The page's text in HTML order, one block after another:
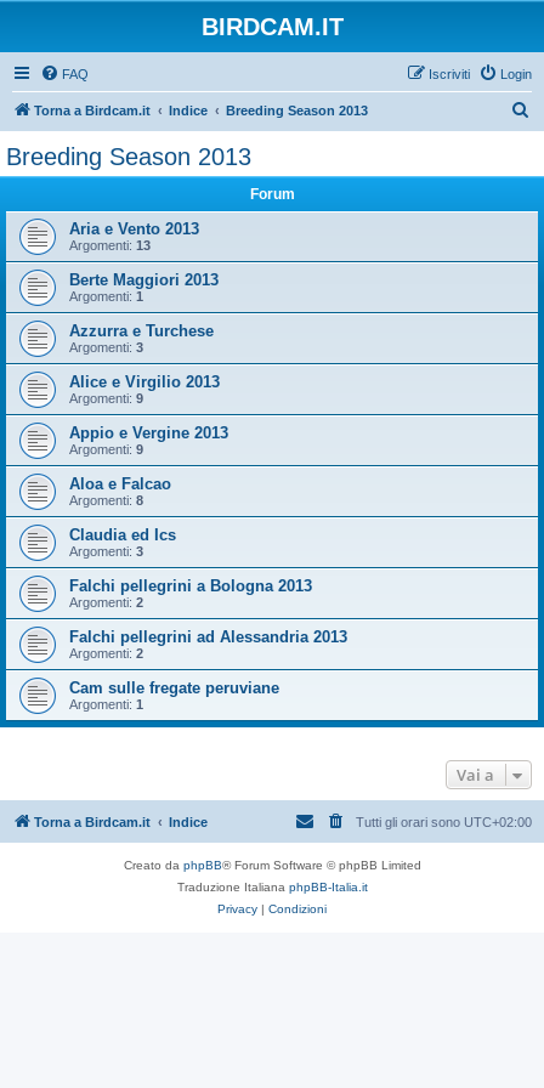
BIRDCAM.IT
FAQ Login
Iscriviti
Torna a Birdcam.it Indice Breeding Season 2013
Breeding Season 2013
Forum
Aria e Vento 2013
Argomenti: 13
Berte Maggiori 2013
Argomenti: 1
Azzurra e Turchese
Argomenti: 3
Alice e Virgilio 2013
Argomenti: 9
Appio e Vergine 2013
Argomenti: 9
Aloa e Falcao
Argomenti: 8
Claudia ed Ics
Argomenti: 3
Falchi pellegrini a Bologna 2013
Argomenti: 2
Falchi pellegrini ad Alessandria 2013
Argomenti: 2
Cam sulle fregate peruviane
Argomenti: 1
Vai a
Torna a Birdcam.it Indice Tutti gli orari sono UTC+02:00
Creato da phpBB® Forum Software © phpBB Limited
Traduzione Italiana phpBB-Italia.it
Privacy | Condizioni